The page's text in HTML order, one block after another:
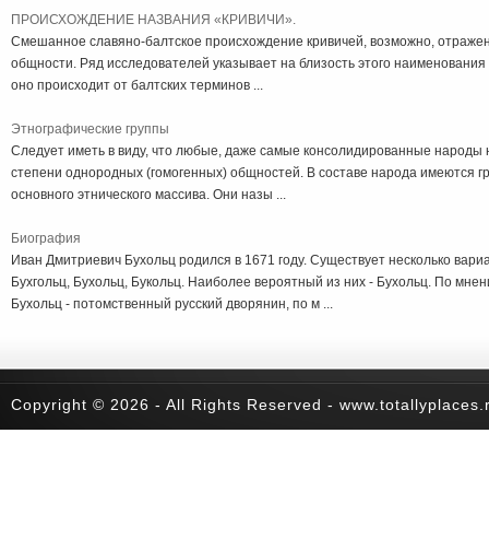
ПРОИСХОЖДЕНИЕ НАЗВАНИЯ «КРИВИЧИ».
Смешанное славяно-балтское происхождение кривичей, возможно,
общности. Ряд исследователей указывает на близость этого наименования
оно происходит от балтских терминов ...
Этнографические группы
Следует иметь в виду, что любые, даже самые консолидированные
степени однородных (гомогенных) общностей. В составе народа имеются
основного этнического массива. Они назы ...
Биография
Иван Дмитриевич Бухольц родился в 1671 году. Существует несколько
Бухгольц, Бухольц, Букольц. Наиболее вероятный из них - Бухольц. По
Бухольц - потомственный русский дворянин, по м ...
Copyright © 2026 - All Rights Reserved -